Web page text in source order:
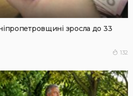
зросла до 33
132